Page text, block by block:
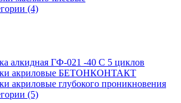
(4)
алкидная ГФ-021 -40 С 5 циклов
акриловые БЕТОНКОНТАКТ
акриловые глубокого проникновения
(5)